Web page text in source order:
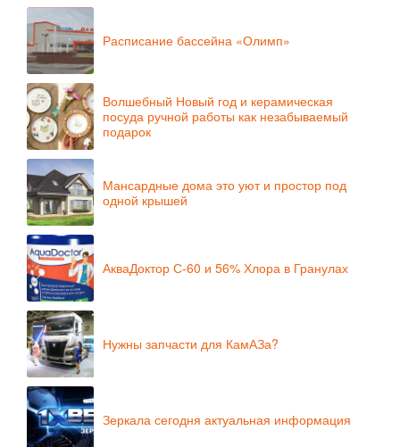
Расписание бассейна «Олимп»
Волшебный Новый год и керамическая
посуда ручной работы как незабываемый
подарок
Мансардные дома это уют и простор под
одной крышей
АкваДоктор С-60 и 56% Хлора в Гранулах
Нужны запчасти для КамАЗа?
Зеркала сегодня актуальная информация